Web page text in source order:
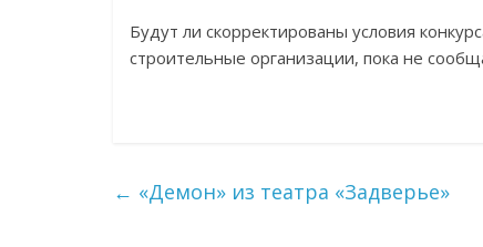
Будут ли скорректированы условия
строительные организации, пока не
← «Демон» из театра «Задверье»